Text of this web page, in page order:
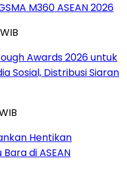
M360 ASEAN 2026
Awards 2026 untuk
Sosial, Distribusi Siaran
Hentikan
di ASEAN